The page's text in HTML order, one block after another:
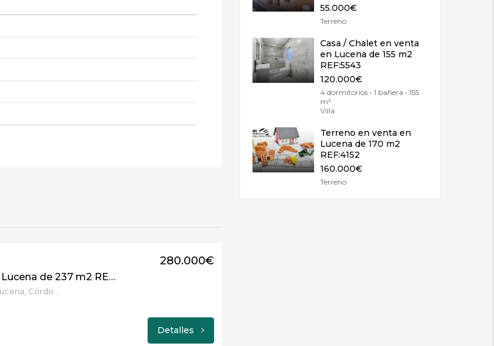
Terreno en venta en Lucena de 237 m2 REF:4659
280.000€
Detalles
55.000€
Terreno
Casa / Chalet en venta
en Lucena de 155 m2
REF:5543
120.000€
4 dormitorios • 1 bañera • 155
m²
Villa
Terreno en venta en
Lucena de 170 m2
REF:4152
160.000€
Terreno